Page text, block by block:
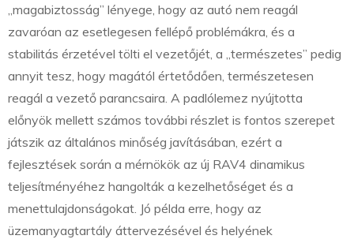
„magabiztosság” lényege, hogy az autó nem reagál
zavaróan az esetlegesen fellépő problémákra, és a
stabilitás érzetével tölti el vezetőjét, a „természetes” pedig
annyit tesz, hogy magától értetődően, természetesen
reagál a vezető parancsaira. A padlólemez nyújtotta
előnyök mellett számos további részlet is fontos szerepet
játszik az általános minőség javításában, ezért a
fejlesztések során a mérnökök az új RAV4 dinamikus
teljesítményéhez hangolták a kezelhetőséget és a
menettulajdonságokat. Jó példa erre, hogy az
üzemanyagtartály áttervezésével és helyének